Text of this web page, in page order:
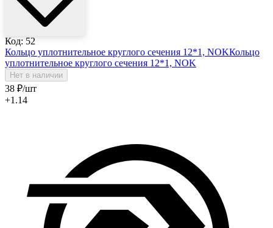
Код: 52
Кольцо уплотнительное круглого сечения 12*1, NOKКольцо
уплотнительное круглого сечения 12*1, NOK
Нет в наличии
38 ₽/шт
+1.14